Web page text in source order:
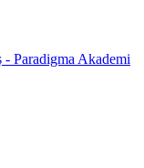
- Paradigma Akademi